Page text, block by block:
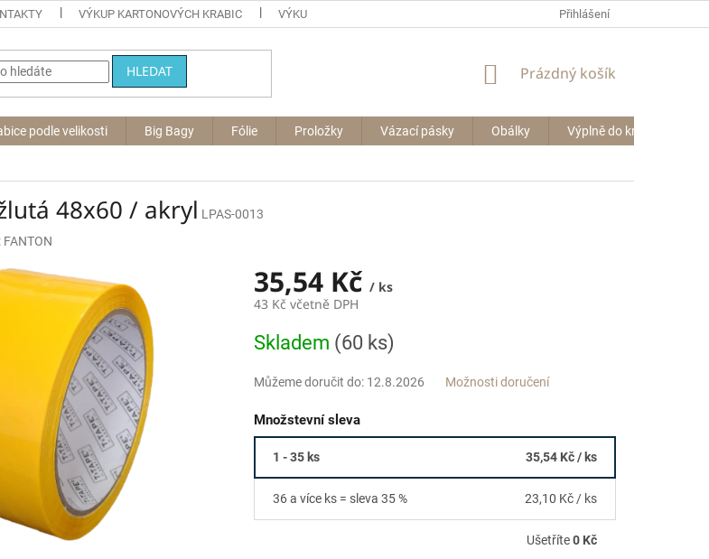
VÝKUP KARTONOVÝCH KRABIC VÝKUP BIG BAGŮ Přihlášení
HLEDAT
NÁKUPNÍ
Prázdný košík
podle velikosti Big Bagy Fólie Proložky Vázací pásky Obálky Výplně do krabic
48x60 / akryl LPAS-0013
FANTON
35,54 Kč / ks
43 Kč včetně DPH
cena:
Skladem (60 ks)
Můžeme doručit do: 12.8.2026 Možnosti doručení
Množstevní sleva
1 - 35 ks 35,54 Kč/ ks
36 a více ks = sleva 35 % 23,10 Kč / ks
Ušetříte0 Kč